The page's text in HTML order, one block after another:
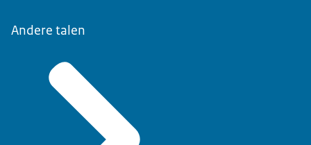
Andere talen